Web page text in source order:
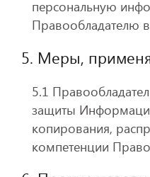
персональную
Правообладателю
5. Меры,
5.1
защиты
копирования,
компетенции